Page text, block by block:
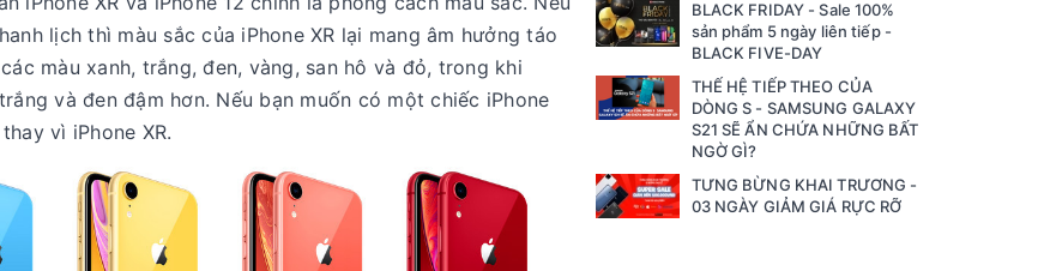
lịch thì màu sắc của iPhone XR lại mang âm hưởng táo
màu xanh, trắng, đen, vàng, san hô và đỏ, trong khi
và đen đậm hơn. Nếu bạn muốn có một chiếc iPhone
vì iPhone XR.
BLACK FRIDAY - Sale 100%
sản phẩm 5 ngày liên tiếp -
BLACK FIVE-DAY
THẾ HỆ TIẾP THEO CỦA
DÒNG S - SAMSUNG GALAXY
S21 SẼ ẨN CHỨA NHỮNG BẤT
NGỜ GÌ?
TƯNG BỪNG KHAI TRƯƠNG -
03 NGÀY GIẢM GIÁ RỰC RỠ